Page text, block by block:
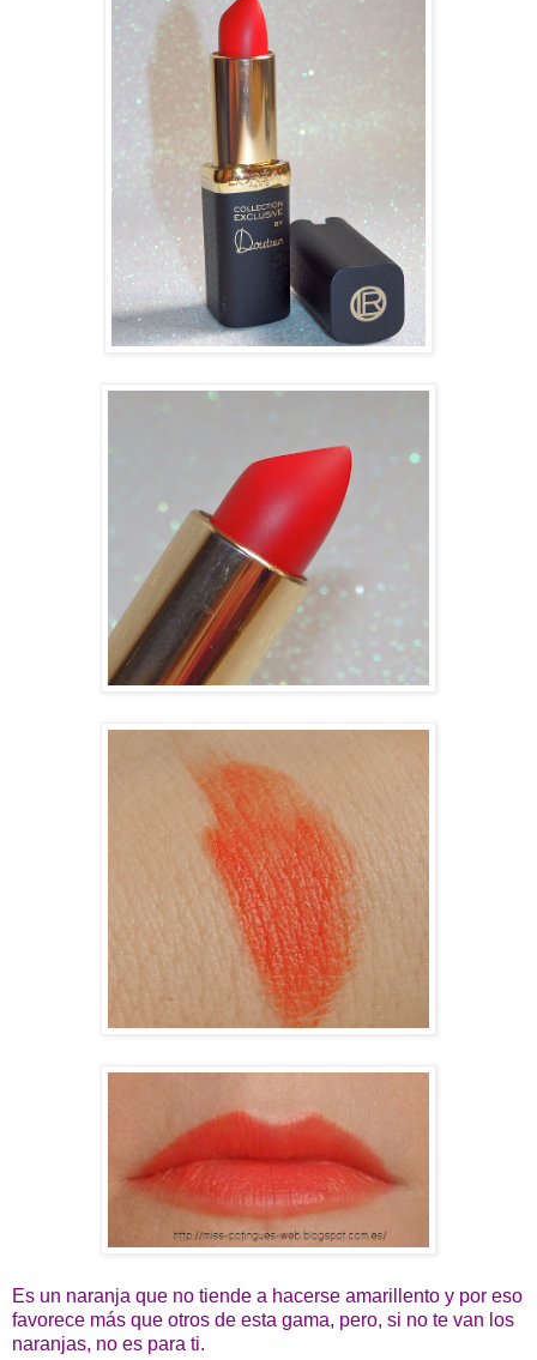
Es un naranja que no tiende a hacerse amarillento y por eso
favorece más que otros de esta gama, pero, si no te van los
naranjas, no es para ti.